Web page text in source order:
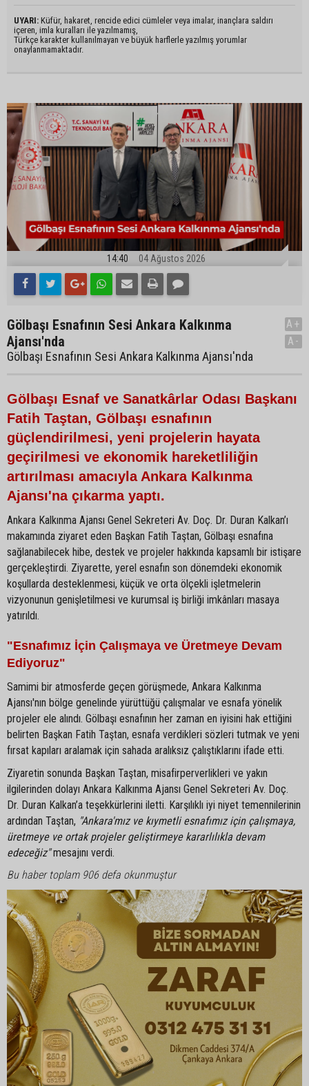
UYARI: Küfür, hakaret, rencide edici cümleler veya imalar, inançlara saldırı
içeren, imla kuralları ile yazılmamış,
Türkçe karakter kullanılmayan ve büyük harflerle yazılmış yorumlar
onaylanmamaktadır.
14:40 04 Ağustos 2026
Gölbaşı Esnafının Sesi Ankara Kalkınma
Ajansı'nda
Gölbaşı Esnafının Sesi Ankara Kalkınma Ajansı'nda
A+
A-
Gölbaşı Esnaf ve Sanatkârlar Odası Başkanı
Fatih Taştan, Gölbaşı esnafının
güçlendirilmesi, yeni projelerin hayata
geçirilmesi ve ekonomik hareketliliğin
artırılması amacıyla Ankara Kalkınma
Ajansı'na çıkarma yaptı.
Ankara Kalkınma Ajansı Genel Sekreteri Av. Doç. Dr. Duran Kalkan’ı
makamında ziyaret eden Başkan Fatih Taştan, Gölbaşı esnafına
sağlanabilecek hibe, destek ve projeler hakkında kapsamlı bir istişare
gerçekleştirdi. Ziyarette, yerel esnafın son dönemdeki ekonomik
koşullarda desteklenmesi, küçük ve orta ölçekli işletmelerin
vizyonunun genişletilmesi ve kurumsal iş birliği imkânları masaya
yatırıldı.
"Esnafımız İçin Çalışmaya ve Üretmeye Devam
Ediyoruz"
Samimi bir atmosferde geçen görüşmede, Ankara Kalkınma
Ajansı'nın bölge genelinde yürüttüğü çalışmalar ve esnafa yönelik
projeler ele alındı. Gölbaşı esnafının her zaman en iyisini hak ettiğini
belirten Başkan Fatih Taştan, esnafa verdikleri sözleri tutmak ve yeni
fırsat kapıları aralamak için sahada aralıksız çalıştıklarını ifade etti.
Ziyaretin sonunda Başkan Taştan, misafirperverlikleri ve yakın
ilgilerinden dolayı Ankara Kalkınma Ajansı Genel Sekreteri Av. Doç.
Dr. Duran Kalkan’a teşekkürlerini iletti. Karşılıklı iyi niyet temennilerinin
ardından Taştan, "Ankara'mız ve kıymetli esnafımız için çalışmaya,
üretmeye ve ortak projeler geliştirmeye kararlılıkla devam
edeceğiz"mesajını verdi.
Bu haber toplam 906 defa okunmuştur